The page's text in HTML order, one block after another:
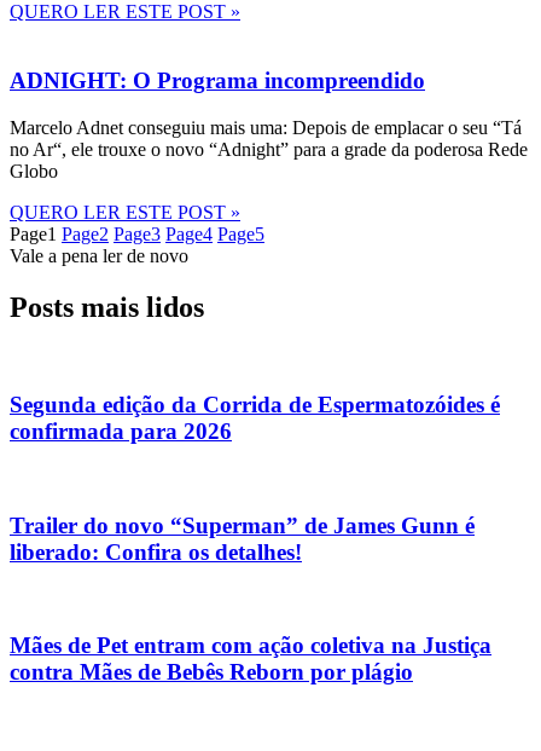
QUERO LER ESTE POST »
ADNIGHT: O Programa incompreendido
Marcelo Adnet conseguiu mais uma: Depois de emplacar o seu “Tá
no Ar“, ele trouxe o novo “Adnight” para a grade da poderosa Rede
Globo
QUERO LER ESTE POST »
Page1 Page2 Page3 Page4 Page5
Vale a pena ler de novo
Posts mais lidos
Segunda edição da Corrida de Espermatozóides é
confirmada para 2026
Trailer do novo “Superman” de James Gunn é
liberado: Confira os detalhes!
Mães de Pet entram com ação coletiva na Justiça
contra Mães de Bebês Reborn por plágio